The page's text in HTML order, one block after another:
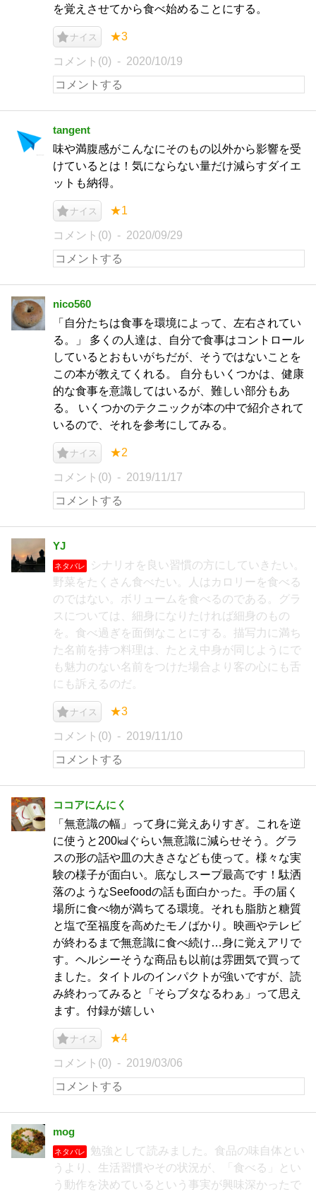
を覚えさせてから食べ始めることにする。
ナイス ★3
コメント(0) 2020/10/19
tangent
味や満腹感がこんなにそのもの以外から影響を受
けているとは！気にならない量だけ減らすダイエ
ットも納得。
ナイス ★1
コメント(0) 2020/09/29
nico560
「自分たちは食事を環境によって、左右されてい
る。」 多くの人達は、自分で食事はコントロール
しているとおもいがちだが、そうではないことを
この本が教えてくれる。 自分もいくつかは、健康
的な食事を意識してはいるが、難しい部分もあ
る。 いくつかのテクニックが本の中で紹介されて
いるので、それを参考にしてみる。
ナイス ★2
コメント(0) 2019/11/17
YJ
ネタバレ
シナリオを良い習慣の方にしていきたい。
野菜をたくさん食べたい。人はカロリーを食べる
のではない。ボリュームを食べるのである。グラ
スについては、細身になりたければ細身のもの
を。食べ過ぎを面倒なことにする。描写力に満ち
た名前を持つ料理は、たとえ中身が同じようにで
も魅力のない名前をつけた場合より客の心にも舌
にも訴えるのだ。
ナイス ★3
コメント(0) 2019/11/10
ココアにんにく
「無意識の幅」って身に覚えありすぎ。これを逆
に使うと200㎉ぐらい無意識に減らせそう。グラ
スの形の話や皿の大きさなども使って。様々な実
験の様子が面白い。底なしスープ最高です！駄洒
落のようなSeefoodの話も面白かった。手の届く
場所に食べ物が満ちてる環境。それも脂肪と糖質
と塩で至福度を高めたモノばかり。映画やテレビ
が終わるまで無意識に食べ続け…身に覚えアリで
す。ヘルシーそうな商品も以前は雰囲気で買って
ました。タイトルのインパクトが強いですが、読
み終わってみると「そらブタなるわぁ」って思え
ます。付録が嬉しい
ナイス ★4
コメント(0) 2019/03/06
mog
ネタバレ
勉強として読みました。食品の味自体とい
うより、生活習慣やその状況が、「食べる」とい
う動作を決めているという事実が興味深かったで